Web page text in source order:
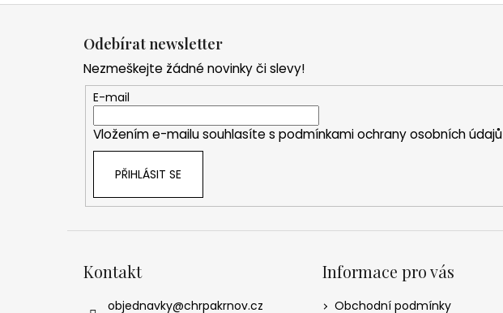
Odebírat newsletter
Nezmeškejte žádné novinky či slevy!
E-mail
Vložením e-mailu souhlasíte s podmínkami ochrany osobních údajů
PŘIHLÁSIT SE
Kontakt
objednavky@chrpakrnov.cz
Informace pro vás
Obchodní podmínky